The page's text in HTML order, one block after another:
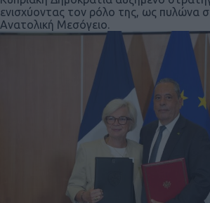
ενισχύοντας τον ρόλο της, ως πυλώνα
Ανατολική Μεσόγειο.